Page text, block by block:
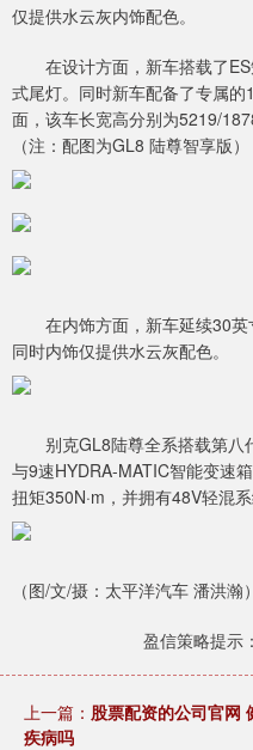
仅提供水云灰内饰配色。
在设计方面，新车搭载了ES
式尾灯。同时新车配备了专属
面，该车长宽高分别为5219/
（注：配图为GL8 陆尊智享版）
在内饰方面，新车延续30英
同时内饰仅提供水云灰配色。
别克GL8陆尊全系搭载第八
与9速HYDRA-MATIC智能变速
扭矩350N·m，并拥有48V轻混
（图/文/摄：太平洋汽车 潘洪瀚）
盈信策略提示
上一篇： 股票配资的公司官网
疾病吗